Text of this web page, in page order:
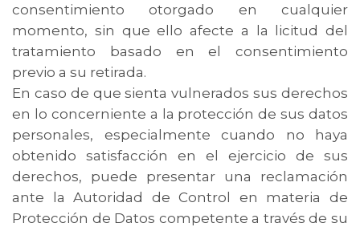
consentimiento otorgado en cualquier
momento, sin que ello afecte a la licitud del
tratamiento basado en el consentimiento
previo a su retirada.
En caso de que sienta vulnerados sus derechos
en lo concerniente a la protección de sus datos
personales, especialmente cuando no haya
obtenido satisfacción en el ejercicio de sus
derechos, puede presentar una reclamación
ante la Autoridad de Control en materia de
Protección de Datos competente a través de su